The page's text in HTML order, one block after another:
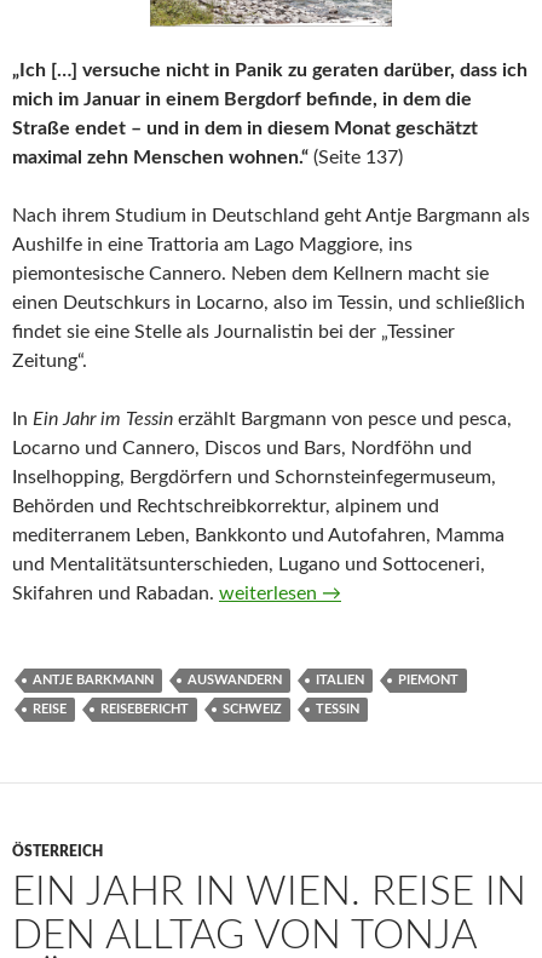
„Ich […] versuche nicht in Panik zu geraten darüber, dass ich
mich im Januar in einem Bergdorf befinde, in dem die
Straße endet – und in dem in diesem Monat geschätzt
maximal zehn Menschen wohnen.“ (Seite 137)
Nach ihrem Studium in Deutschland geht Antje Bargmann als
Aushilfe in eine Trattoria am Lago Maggiore, ins
piemontesische Cannero. Neben dem Kellnern macht sie
einen Deutschkurs in Locarno, also im Tessin, und schließlich
findet sie eine Stelle als Journalistin bei der „Tessiner
Zeitung“.
In Ein Jahr im Tessin erzählt Bargmann von pesce und pesca,
Locarno und Cannero, Discos und Bars, Nordföhn und
Inselhopping, Bergdörfern und Schornsteinfegermuseum,
Behörden und Rechtschreibkorrektur, alpinem und
mediterranem Leben, Bankkonto und Autofahren, Mamma
und Mentalitätsunterschieden, Lugano und Sottoceneri,
Skifahren und Rabadan. Ein Jahr im Tessin von Antje Bargmann
weiterlesen →
ANTJE BARKMANN AUSWANDERN ITALIEN PIEMONT
REISE REISEBERICHT SCHWEIZ TESSIN
ÖSTERREICH
EIN JAHR IN WIEN. REISE IN
DEN ALLTAG VON TONJA